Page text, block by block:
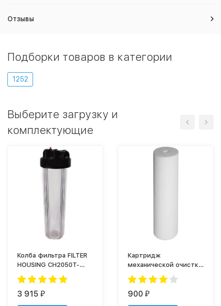
Отзывы
Подборки товаров в категории
1252
Выберите загрузку и
комплектующие
Колба фильтра FILTER
HOUSING CH2050T-
BKBL - 1" в сборе
(прозрач)
3 915 ₽
Картридж
механической очистки
ЭФГ 112/508-5
900 ₽